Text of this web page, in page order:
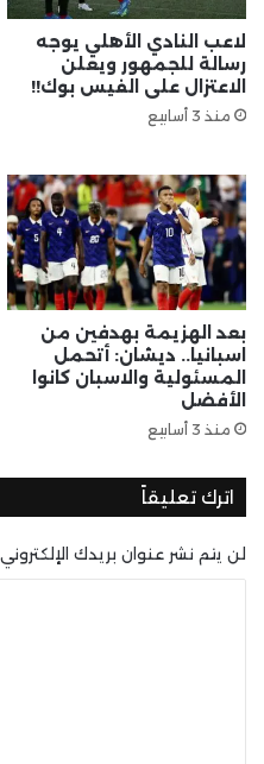
لاعب النادي الأهلي يوجه
رسالة للجمهور ويعلن
الاعتزال على الفيس بوك!!
منذ 3 أسابيع
بعد الهزيمة بهدفين من
اسبانيا.. ديشان: أتحمل
المسئولية والاسبان كانوا
الأفضل
منذ 3 أسابيع
اترك تعليقاً
لن يتم نشر عنوان بريدك الإلكتروني.